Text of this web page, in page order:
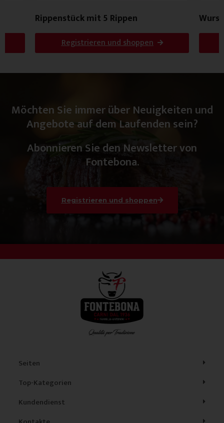
Rippenstück mit 5 Rippen
Registrieren und shoppen
Möchten Sie immer über Neuigkeiten und
Angebote auf dem Laufenden sein?
Abonnieren Sie den Newsletter von
Fontebona.
Registrieren und shoppen
Seiten
Top-Kategorien
Kundendienst